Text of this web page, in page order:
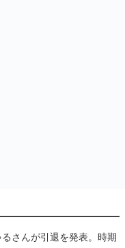
さんが引退を発表。時期